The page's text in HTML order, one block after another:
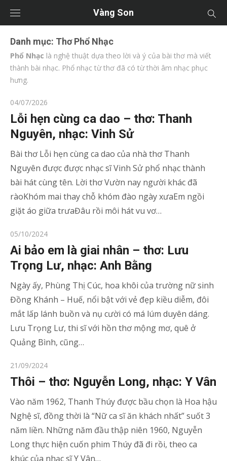
Vàng Son
Danh mục: Thơ Phổ Nhạc
Phổ Nhạc là nghệ thuật dựa theo lời và ý của bài thơ mà viết
thành bài nhạc. Phổ nhạc từ thơ đã có từ thời âm nhạc phục
hưng.
Posted
on
04/07/2026
Lỗi hẹn cùng ca dao – thơ: Thanh
Nguyên, nhạc: Vinh Sử
Bài thơ Lỗi hẹn cùng ca dao của nhà thơ Thanh
Nguyên được được nhạc sĩ Vinh Sử phổ nhạc thành
bài hát cùng tên. Lời thơ Vườn nay người khác đã
ràoKhóm mai thay chỗ khóm đào ngày xưaEm ngồi
giặt áo giữa trưaĐâu rồi môi hát vu vơ…
Posted
on
05/10/2024
Ai bảo em là giai nhân – thơ: Lưu
Trọng Lư, nhạc: Anh Bằng
Ngày ấy, Phùng Thị Cúc, hoa khôi của trường nữ sinh
Đồng Khánh – Huế, nổi bật với vẻ đẹp kiều diễm, đôi
mắt lấp lánh buồn và nụ cười có má lúm duyên dáng.
Lưu Trọng Lư, thi sĩ với hồn thơ mộng mơ, quê ở
Quảng Bình, cũng…
Posted
on
21/09/2024
Thôi – thơ: Nguyễn Long, nhạc: Y Vân
Vào năm 1962, Thanh Thúy được bầu chọn là Hoa hậu
Nghệ sĩ, đồng thời là “Nữ ca sĩ ăn khách nhất” suốt 3
năm liền. Những năm đầu thập niên 1960, Nguyễn
Long thực hiện cuốn phim Thúy đã đi rồi, theo ca
khúc của nhạc sĩ Y Vân…